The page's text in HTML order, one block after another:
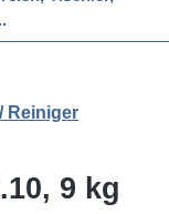
Reiniger
9 kg